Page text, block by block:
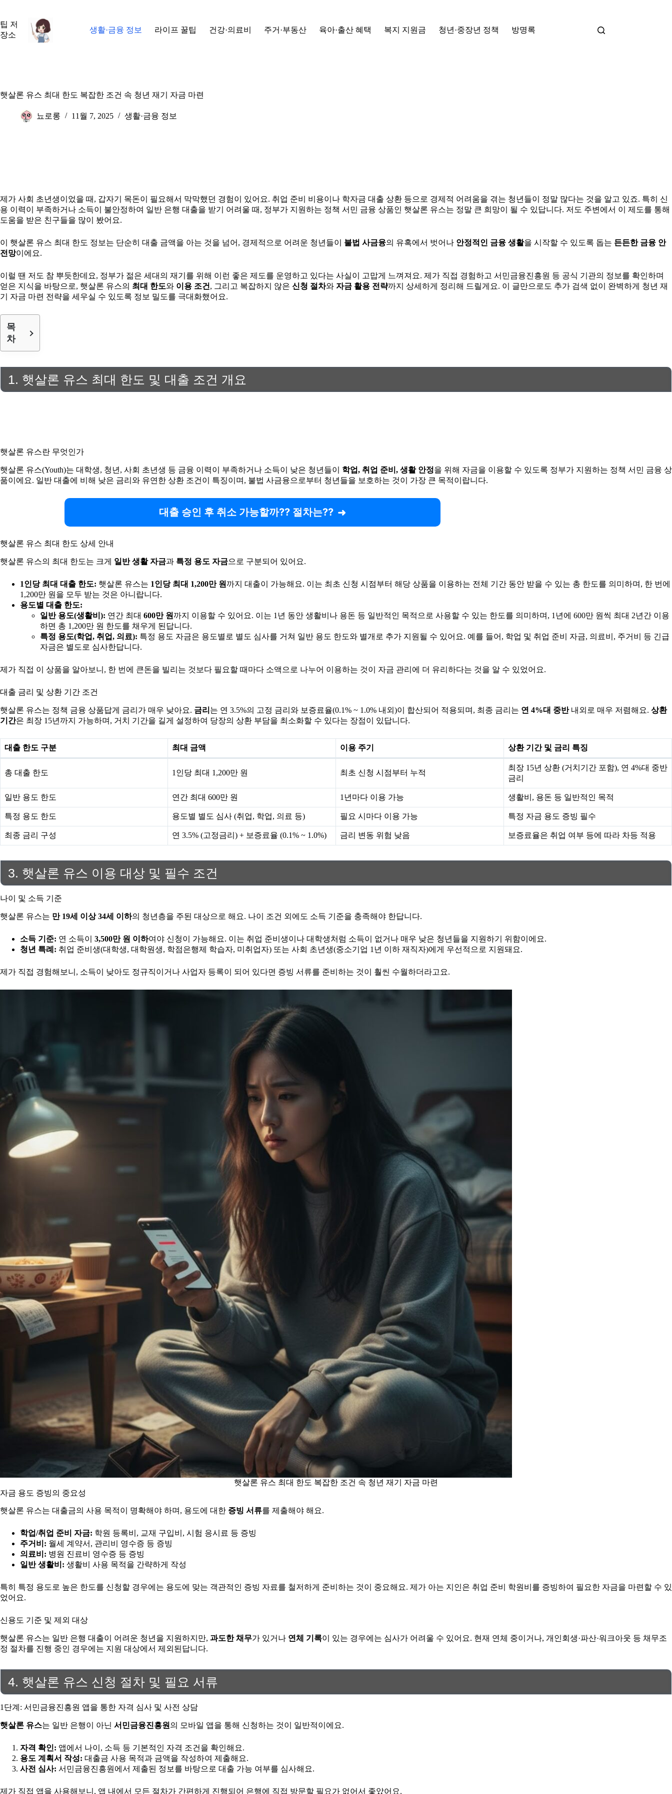
으
로
팁 저
장소
생활·금융 정보 라이프 꿀팁 건강·의료비 주거·부동산 육아·출산 혜택 복지 지원금 청년·중장년 정책 방명록
햇살론 유스 최대 한도 복잡한 조건 속 청년 재기 자금 마련
뇨로롱 11월 7, 2025 생활·금융 정보
제가 사회 초년생이었을 때, 갑자기 목돈이 필요해서 막막했던 경험이 있어요. 취업 준비 비용이나 학자금 대출 상환 등으로 경제적 어려움을 겪는 청년들이 정말 많다는 것을 알고 있죠. 특히 신
용 이력이 부족하거나 소득이 불안정하여 일반 은행 대출을 받기 어려울 때, 정부가 지원하는 정책 서민 금융 상품인 햇살론 유스는 정말 큰 희망이 될 수 있답니다. 저도 주변에서 이 제도를 통해
도움을 받은 친구들을 많이 봤어요.
이 햇살론 유스 최대 한도 정보는 단순히 대출 금액을 아는 것을 넘어, 경제적으로 어려운 청년들이 불법 사금융의 유혹에서 벗어나 안정적인 금융 생활을 시작할 수 있도록 돕는 든든한 금융 안
전망이에요.
이럴 땐 저도 참 뿌듯한데요, 정부가 젊은 세대의 재기를 위해 이런 좋은 제도를 운영하고 있다는 사실이 고맙게 느껴져요. 제가 직접 경험하고 서민금융진흥원 등 공식 기관의 정보를 확인하며
얻은 지식을 바탕으로, 햇살론 유스의 최대 한도와 이용 조건 , 그리고 복잡하지 않은 신청 절차와 자금 활용 전략까지 상세하게 정리해 드릴게요. 이 글만으로도 추가 검색 없이 완벽하게 청년 재
기 자금 마련 전략을 세우실 수 있도록 정보 밀도를 극대화했어요.
목
차
1. 햇살론 유스 최대 한도 및 대출 조건 개요
햇살론 유스란 무엇인가
햇살론 유스(Youth)는 대학생, 청년, 사회 초년생 등 금융 이력이 부족하거나 소득이 낮은 청년들이 학업, 취업 준비, 생활 안정을 위해 자금을 이용할 수 있도록 정부가 지원하는 정책 서민 금융 상
품이에요. 일반 대출에 비해 낮은 금리와 유연한 상환 조건이 특징이며, 불법 사금융으로부터 청년들을 보호하는 것이 가장 큰 목적이랍니다.
대출 승인 후 취소 가능할까?? 절차는??
햇살론 유스 최대 한도 상세 안내
햇살론 유스의 최대 한도는 크게 일반 생활 자금과 특정 용도 자금으로 구분되어 있어요.
1인당 최대 대출 한도: 햇살론 유스는 1인당 최대 1,200만 원 까지 대출이 가능해요. 이는 최초 신청 시점부터 해당 상품을 이용하는 전체 기간 동안 받을 수 있는 총 한도를 의미하며, 한 번에
1,200만 원을 모두 받는 것은 아니랍니다.
용도별 대출 한도:
일반 용도(생활비): 연간 최대 600만 원 까지 이용할 수 있어요. 이는 1년 동안 생활비나 용돈 등 일반적인 목적으로 사용할 수 있는 한도를 의미하며, 1년에 600만 원씩 최대 2년간 이용
하면 총 1,200만 원 한도를 채우게 된답니다.
특정 용도(학업, 취업, 의료): 특정 용도 자금은 용도별로 별도 심사를 거쳐 일반 용도 한도와 별개로 추가 지원될 수 있어요. 예를 들어, 학업 및 취업 준비 자금, 의료비, 주거비 등 긴급
자금은 별도로 심사한답니다.
제가 직접 이 상품을 알아보니, 한 번에 큰돈을 빌리는 것보다 필요할 때마다 소액으로 나누어 이용하는 것이 자금 관리에 더 유리하다는 것을 알 수 있었어요.
대출 금리 및 상환 기간 조건
햇살론 유스는 정책 금융 상품답게 금리가 매우 낮아요. 금리 는 연 3.5%의 고정 금리와 보증료율(0.1% ~ 1.0% 내외)이 합산되어 적용되며, 최종 금리는 연 4%대 중반내외로 매우 저렴해요. 상환
기간은 최장 15년까지 가능하며, 거치 기간을 길게 설정하여 당장의 상환 부담을 최소화할 수 있다는 장점이 있답니다.
대출 한도 구분 최대 금액 이용 주기 상환 기간 및 금리 특징
총 대출 한도 1인당 최대 1,200만 원 최초 신청 시점부터 누적
최장 15년 상환 (거치기간 포함), 연 4%대 중반
금리
일반 용도 한도 연간 최대 600만 원 1년마다 이용 가능 생활비, 용돈 등 일반적인 목적
특정 용도 한도 용도별 별도 심사 (취업, 학업, 의료 등) 필요 시마다 이용 가능 특정 자금 용도 증빙 필수
최종 금리 구성 연 3.5% (고정금리) + 보증료율 (0.1% ~ 1.0%) 금리 변동 위험 낮음 보증료율은 취업 여부 등에 따라 차등 적용
3. 햇살론 유스 이용 대상 및 필수 조건
나이 및 소득 기준
햇살론 유스는 만 19세 이상 34세 이하의 청년층을 주된 대상으로 해요. 나이 조건 외에도 소득 기준을 충족해야 한답니다.
소득 기준: 연 소득이 3,500만 원 이하여야 신청이 가능해요. 이는 취업 준비생이나 대학생처럼 소득이 없거나 매우 낮은 청년들을 지원하기 위함이에요.
청년 특례: 취업 준비생(대학생, 대학원생, 학점은행제 학습자, 미취업자) 또는 사회 초년생(중소기업 1년 이하 재직자)에게 우선적으로 지원돼요.
제가 직접 경험해보니, 소득이 낮아도 정규직이거나 사업자 등록이 되어 있다면 증빙 서류를 준비하는 것이 훨씬 수월하더라고요.
햇살론 유스 최대 한도 복잡한 조건 속 청년 재기 자금 마련
자금 용도 증빙의 중요성
햇살론 유스는 대출금의 사용 목적이 명확해야 하며, 용도에 대한 증빙 서류를 제출해야 해요.
학업/취업 준비 자금: 학원 등록비, 교재 구입비, 시험 응시료 등 증빙
주거비: 월세 계약서, 관리비 영수증 등 증빙
의료비: 병원 진료비 영수증 등 증빙
일반 생활비: 생활비 사용 목적을 간략하게 작성
특히 특정 용도로 높은 한도를 신청할 경우에는 용도에 맞는 객관적인 증빙 자료를 철저하게 준비하는 것이 중요해요. 제가 아는 지인은 취업 준비 학원비를 증빙하여 필요한 자금을 마련할 수 있
었어요.
신용도 기준 및 제외 대상
햇살론 유스는 일반 은행 대출이 어려운 청년을 지원하지만, 과도한 채무가 있거나 연체 기록이 있는 경우에는 심사가 어려울 수 있어요. 현재 연체 중이거나, 개인회생·파산·워크아웃 등 채무조
정 절차를 진행 중인 경우에는 지원 대상에서 제외된답니다.
4. 햇살론 유스 신청 절차 및 필요 서류
1단계: 서민금융진흥원 앱을 통한 자격 심사 및 사전 상담
햇살론 유스는 일반 은행이 아닌 서민금융진흥원 의 모바일 앱을 통해 신청하는 것이 일반적이에요.
자격 확인: 앱에서 나이, 소득 등 기본적인 자격 조건을 확인해요.
용도 계획서 작성: 대출금 사용 목적과 금액을 작성하여 제출해요.
사전 심사: 서민금융진흥원에서 제출된 정보를 바탕으로 대출 가능 여부를 심사해요.
제가 직접 앱을 사용해보니, 앱 내에서 모든 절차가 간편하게 진행되어 은행에 직접 방문할 필요가 없어서 좋았어요.